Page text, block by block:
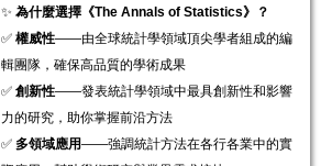
✨ 為什麼選擇《The Annals of Statistics》？
✅ 權威性——由全球統計學領域頂尖學者組成的編
輯團隊，確保高品質的學術成果
✅ 創新性——發表統計學領域中最具創新性和影響
力的研究，助你掌握前沿方法
✅ 多領域應用——強調統計方法在各行各業中的實